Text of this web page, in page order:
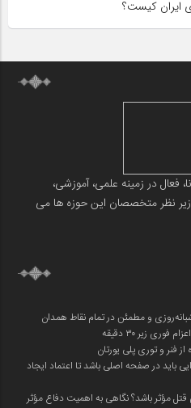
ایران کیست؟
فعال در زمینه علمی، آموزشی،
نظر متخصصان این حوزه ها می
و مطمئن در تمام نقاط همدان
زیر ۳۰ دقیقه
فنر و توری پلی یورتان
در صفحه اصلی باشد تا اعتماد ایجاد
قتل مؤثر باشد؟ نگاهی به اهمیت دفاع مؤثر